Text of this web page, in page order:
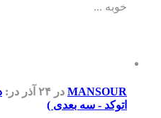
خوبه ...
MANSOUR در ۲۴ آذر در:
اتوکد - سه بعدی )